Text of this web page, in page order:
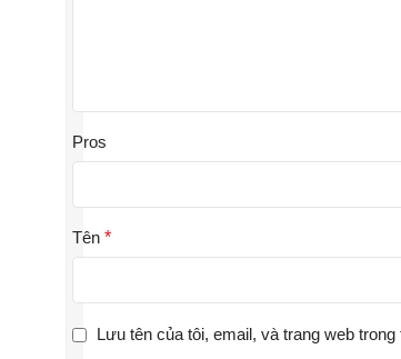
Pros
Tên *
Lưu tên của tôi, email, và trang web